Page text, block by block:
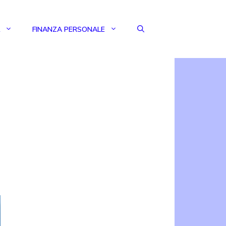
FINANZA PERSONALE